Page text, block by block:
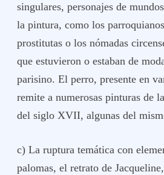
singulares, personajes de
la pintura, como los
prostitutas o los nómadas
que estuvieron o estaban de
parisino. El perro, presente en
remite a numerosas pinturas de
del siglo XVII, algunas del
c) La ruptura temática con
palomas, el retrato de